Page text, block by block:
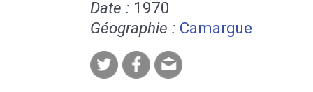
Date : 1970
Géographie : Camargue